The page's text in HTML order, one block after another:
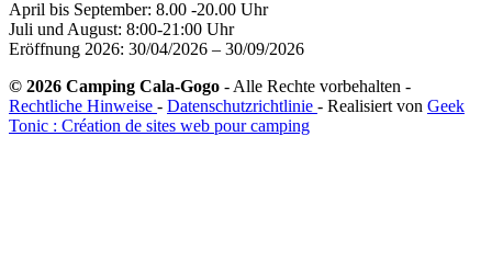
April bis September: 8.00 -20.00 Uhr
Juli und August: 8:00-21:00 Uhr
Eröffnung 2026: 30/04/2026 – 30/09/2026
© 2026 Camping Cala-Gogo - Alle Rechte vorbehalten -
Rechtliche Hinweise - Datenschutzrichtlinie - Realisiert von Geek
Tonic : Création de sites web pour camping